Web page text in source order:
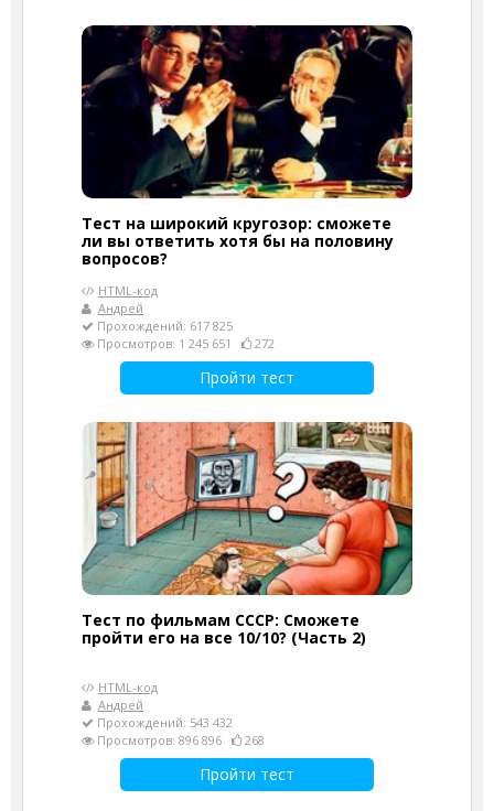
Тест на широкий кругозор: сможете
ли вы ответить хотя бы на половину
вопросов?
HTML-код
Андрей
Прохождений: 617 825
Просмотров: 1 245 651
272
Пройти тест
Тест по фильмам СССР: Сможете
пройти его на все 10/10? (Часть 2)
HTML-код
Андрей
Прохождений: 543 432
Просмотров: 896 896
268
Пройти тест